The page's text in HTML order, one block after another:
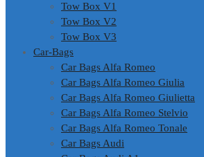
Tow Box V1
Tow Box V2
Tow Box V3
Car-Bags
Car Bags Alfa Romeo
Car Bags Alfa Romeo Giulia
Car Bags Alfa Romeo Giulietta
Car Bags Alfa Romeo Stelvio
Car Bags Alfa Romeo Tonale
Car Bags Audi